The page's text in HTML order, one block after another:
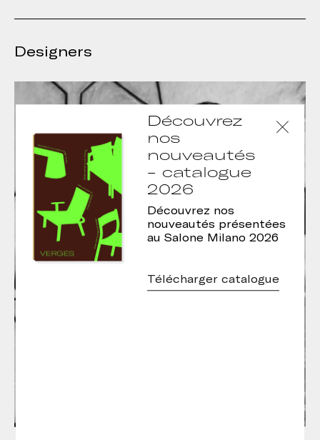
Designers
Découvrez
nos
nouveautés
- catalogue
2026
Découvrez nos
nouveautés présentées
au Salone Milano 2026
Télécharger catalogue